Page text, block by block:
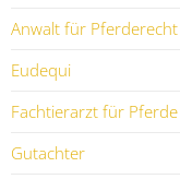
Anwalt für Pferderecht
Eudequi
Fachtierarzt für Pferde
Gutachter